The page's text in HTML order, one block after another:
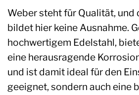
Weber steht für Qualität, und
bildet hier keine Ausnahme.
hochwertigem Edelstahl,
eine herausragende
und ist damit ideal für den
geeignet, sondern auch eine